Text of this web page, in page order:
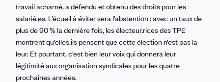
travail acharné, a défendu et obtenu des droits pour les
salarié.es. L’écueil à éviter sera l’abstention : avec un taux de
plus de 90 % la dernière fois, les électeur.rices des TPE
montrent qu’elles.ils pensent que cette élection n’est pas la
leur. Et pourtant, c’est bien leur voix qui donnera leur
légitimité aux organisation syndicales pour les quatre
prochaines années.